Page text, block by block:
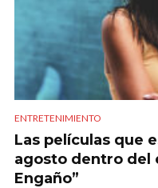
ENTRETENIMIENTO
Las películas que
agosto dentro del
Engaño”